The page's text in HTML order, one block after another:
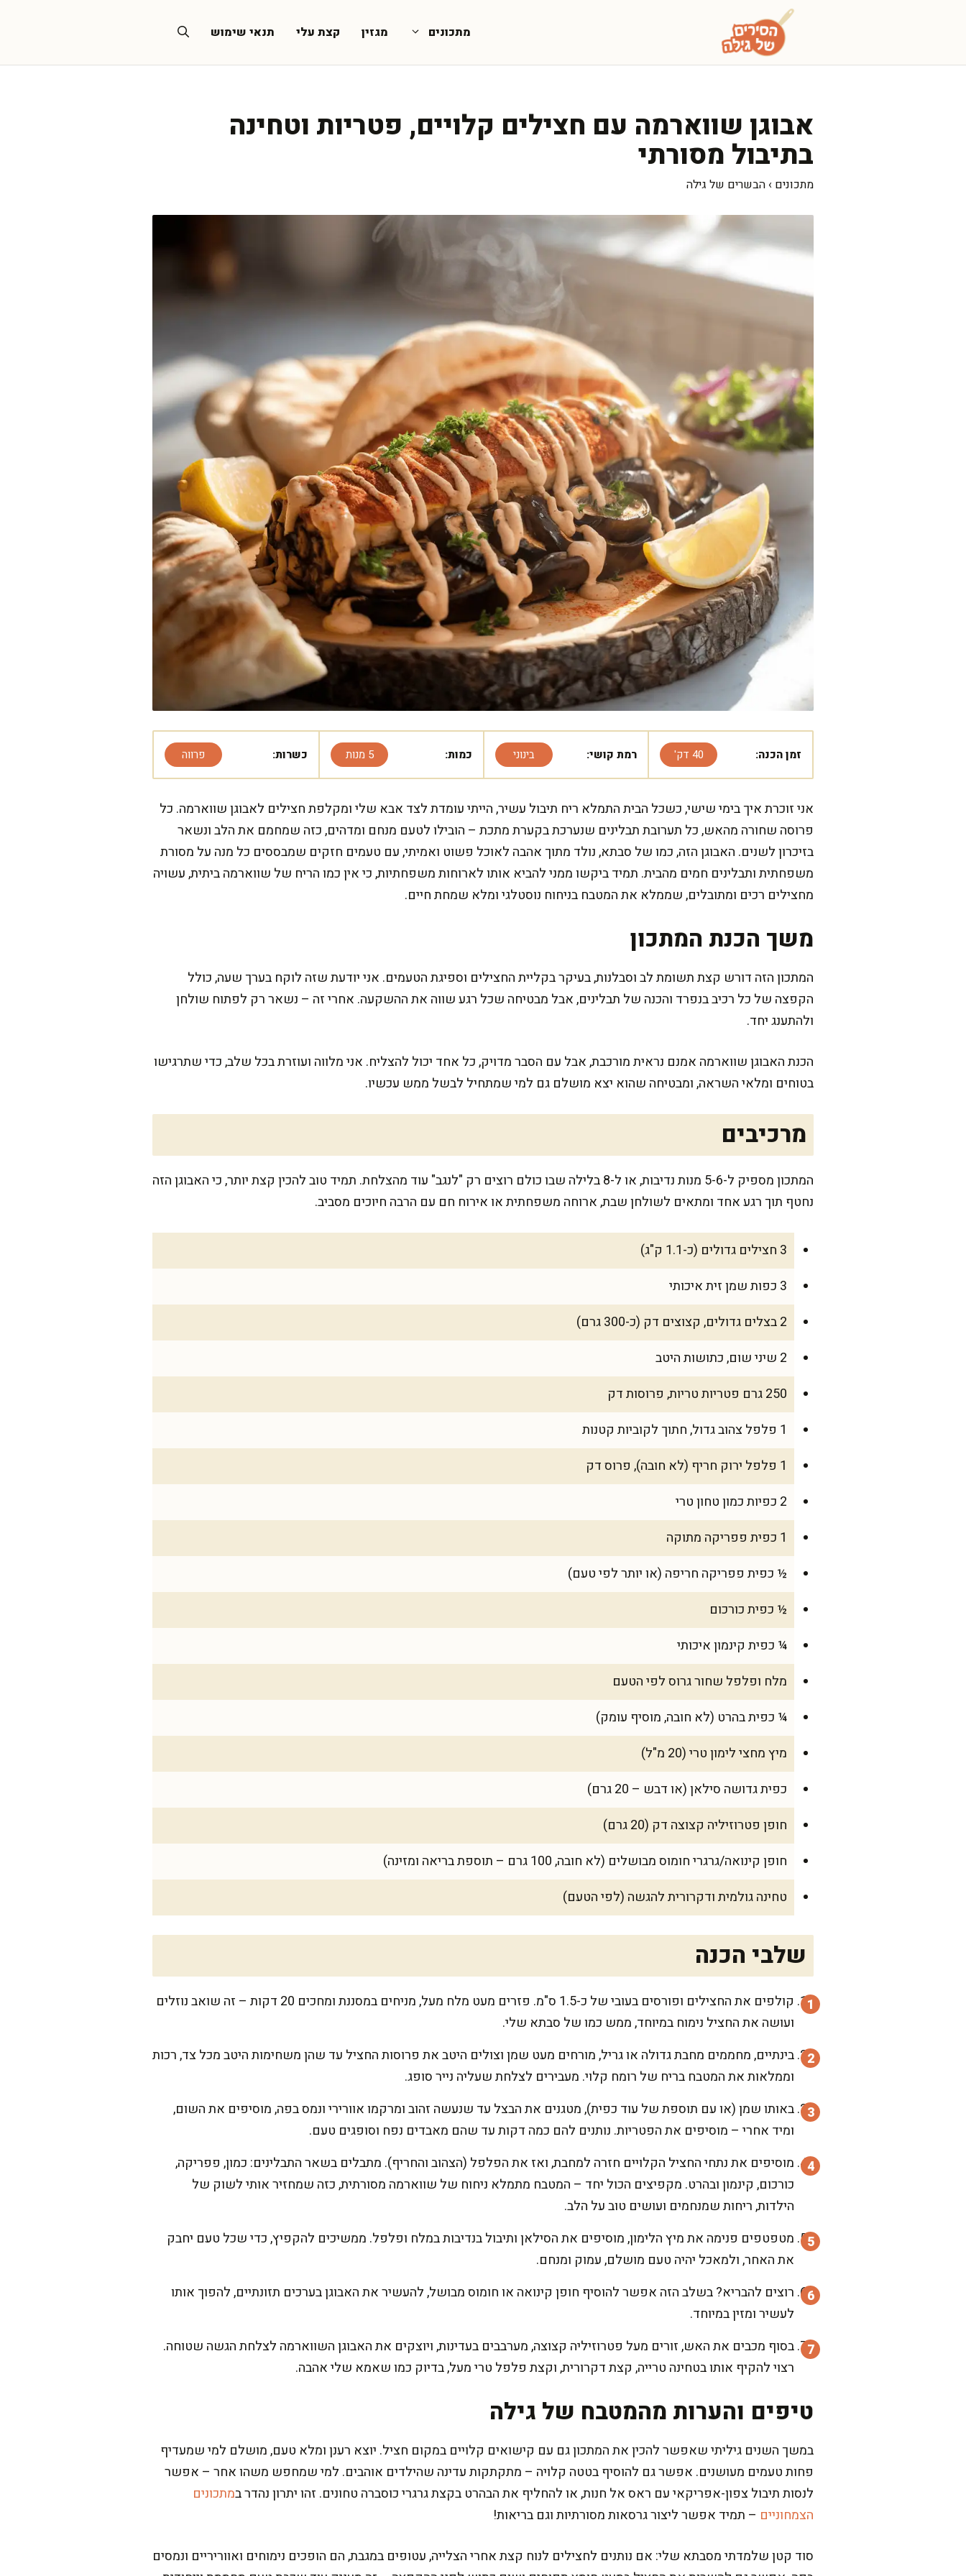
מתכונים מגזין קצת עלי תנאי שימוש
אבוגן שווארמה עם חצילים קלויים, פטריות וטחינה
בתיבול מסורתי
מתכונים › הבשרים של גילה
זמן הכנה: 40 דק' רמת קושי: בינוני כמות: 5 מנות כשרות: פרווה
אני זוכרת איך בימי שישי, כשכל הבית התמלא ריח תיבול עשיר, הייתי עומדת לצד אבא שלי ומקלפת חצילים לאבוגן שווארמה. כל
פרוסה שחורה מהאש, כל תערובת תבלינים שנערכת בקערת מתכת – הובילו לטעם מנחם ומדהים, כזה שמחמם את הלב ונשאר
בזיכרון לשנים. האבוגן הזה, כמו של סבתא, נולד מתוך אהבה לאוכל פשוט ואמיתי, עם טעמים חזקים שמבססים כל מנה על מסורת
משפחתית ותבלינים חמים מהבית. תמיד ביקשו ממני להביא אותו לארוחות משפחתיות, כי אין כמו הריח של שווארמה ביתית, עשויה
מחצילים רכים ומתובלים, שממלא את המטבח בניחוח נוסטלגי ומלא שמחת חיים.
משך הכנת המתכון
המתכון הזה דורש קצת תשומת לב וסבלנות, בעיקר בקליית החצילים וספיגת הטעמים. אני יודעת שזה לוקח בערך שעה, כולל
הקפצה של כל רכיב בנפרד והכנה של תבלינים, אבל מבטיחה שכל רגע שווה את ההשקעה. אחרי זה – נשאר רק לפתוח שולחן
ולהתענג יחד.
הכנת האבוגן שווארמה אמנם נראית מורכבת, אבל עם הסבר מדויק, כל אחד יכול להצליח. אני מלווה ועוזרת בכל שלב, כדי שתרגישו
בטוחים ומלאי השראה, ומבטיחה שהוא יצא מושלם גם למי שמתחיל לבשל ממש עכשיו.
מרכיבים
המתכון מספיק ל-5-6 מנות נדיבות, או ל-8 בלילה שבו כולם רוצים רק "לנגב" עוד מהצלחת. תמיד טוב להכין קצת יותר, כי האבוגן הזה
נחטף תוך רגע אחד ומתאים לשולחן שבת, ארוחה משפחתית או אירוח חם עם הרבה חיוכים מסביב.
3 חצילים גדולים (כ-1.1 ק"ג)
3 כפות שמן זית איכותי
2 בצלים גדולים, קצוצים דק (כ-300 גרם)
2 שיני שום, כתושות היטב
250 גרם פטריות טריות, פרוסות דק
1 פלפל צהוב גדול, חתוך לקוביות קטנות
1 פלפל ירוק חריף (לא חובה), פרוס דק
2 כפיות כמון טחון טרי
1 כפית פפריקה מתוקה
½ כפית פפריקה חריפה (או יותר לפי טעם)
½ כפית כורכום
¼ כפית קינמון איכותי
מלח ופלפל שחור גרוס לפי הטעם
¼ כפית בהרט (לא חובה, מוסיף עומק)
מיץ מחצי לימון טרי (20 מ"ל)
כפית גדושה סילאן (או דבש – 20 גרם)
חופן פטרוזיליה קצוצה דק (20 גרם)
חופן קינואה/גרגרי חומוס מבושלים (לא חובה, 100 גרם – תוספת בריאה ומזינה)
טחינה גולמית ודקרורית להגשה (לפי הטעם)
שלבי הכנה
קולפים את החצילים ופורסים בעובי של כ-1.5 ס"מ. פזרים מעט מלח מעל, מניחים במסננת ומחכים 20 דקות – זה שואב נוזלים
ועושה את החציל נימוח במיוחד, ממש כמו של סבתא שלי.
בינתיים, מחממים מחבת גדולה או גריל, מורחים מעט שמן וצולים היטב את פרוסות החציל עד שהן משחימות היטב מכל צד, רכות
וממלאות את המטבח בריח של רומח קלוי. מעבירים לצלחת שעליה נייר סופג.
באותו שמן (או עם תוספת של עוד כפית), מטגנים את הבצל עד שנעשה זהוב ומרקמו אוורירי ונמס בפה, מוסיפים את השום,
ומיד אחרי – מוסיפים את הפטריות. נותנים להם כמה דקות עד שהם מאבדים נפח וסופגים טעם.
מוסיפים את נתחי החציל הקלויים חזרה למחבת, ואז את הפלפל (הצהוב והחריף). מתבלים בשאר התבלינים: כמון, פפריקה,
כורכום, קינמון ובהרט. מקפיצים הכול יחד – המטבח מתמלא ניחוח של שווארמה מסורתית, כזה שמחזיר אותי לשוק של
הילדות, ריחות שמנחמים ועושים טוב על הלב.
מטפטפים פנימה את מיץ הלימון, מוסיפים את הסילאן ותיבול בנדיבות במלח ופלפל. ממשיכים להקפיץ, כדי שכל טעם יחבק
את האחר, ולמאכל יהיה טעם מושלם, עמוק ומנחם.
רוצים להבריא? בשלב הזה אפשר להוסיף חופן קינואה או חומוס מבושל, להעשיר את האבוגן בערכים תזונתיים, להפוך אותו
לעשיר ומזין במיוחד.
בסוף מכבים את האש, זורים מעל פטרוזיליה קצוצה, מערבבים בעדינות, ויוצקים את האבוגן השווארמה לצלחת הגשה שטוחה.
רצוי להקיף אותו בטחינה טרייה, קצת דקרורית, וקצת פלפל טרי מעל, בדיוק כמו שאמא שלי אהבה.
טיפים והערות מהמטבח של גילה
במשך השנים גיליתי שאפשר להכין את המתכון גם עם קישואים קלויים במקום חציל. יוצא רענן ומלא טעם, מושלם למי שמעדיף
פחות טעמים מעושנים. אפשר גם להוסיף בטטה קלויה – מתקתקות עדינה שהילדים אוהבים. למי שמחפש משהו אחר – אפשר
לנסות תיבול צפון-אפריקאי עם ראס אל חנות, או להחליף את הבהרט בקצת גרגרי כוסברה טחונים. זהו יתרון נהדר במתכונים
הצמחוניים – תמיד אפשר ליצור גרסאות מסורתיות וגם בריאות!
סוד קטן שלמדתי מסבתא שלי: אם נותנים לחצילים לנוח קצת אחרי הצלייה, עטופים במגבת, הם הופכים נימוחים ואווריריים ונמסים